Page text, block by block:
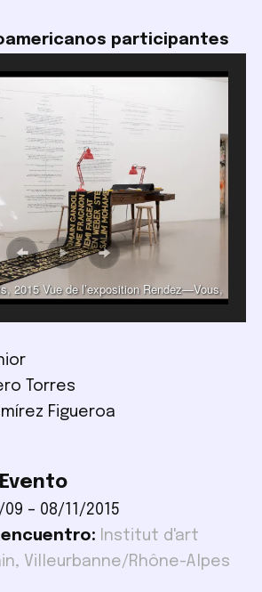
participantes
2015 Vue de l’exposition Rendez—Vous,
Torres
Figueroa
09 – 08/11/2015
encuentro:
Institut d'art
Villeurbanne/Rhône-Alpes